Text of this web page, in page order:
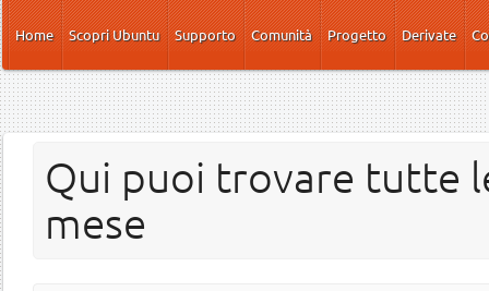
Salta al contenuto principale
Home
Scopri Ubuntu Supporto Comunità Progetto Derivate
Qui puoi trovare tutte
mese